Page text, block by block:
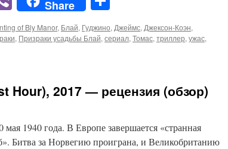
Share
of Bly Manor, Блай, Гуджино,Джеймс,Джексон-Коэн,
, Призраки усадьбы Блай,сериал,Томас,триллер,ужас,
Hour), 2017 — рецензия (обзор)
1940 года. В Европе завершается «странная
Битва за Норвегию проиграна, и Великобританию